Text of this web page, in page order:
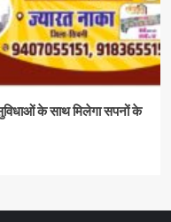
के साथ मिलेगा सपनों के